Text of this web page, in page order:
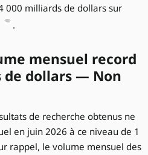
000 milliards de dollars sur
.
mensuel record
de dollars — Non
de recherche obtenus ne
en juin 2026 à ce niveau de 1
rappel, le volume mensuel des